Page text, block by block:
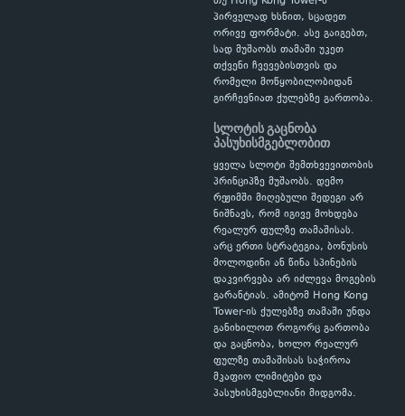
პირველად ხსნით, სცადეთ
ორივე ფორმატი. ასე გაიგებთ,
სად მუშაობს თამაში უკეთ
თქვენი ჩვევებისთვის და
რომელი მოწყობილობიდან
გირჩევნიათ ქულებზე გართობა.
სლოტის გაცნობა
პასუხისმგებლობით
ყველა სლოტი შემთხვევითობის
პრინციპზე მუშაობს. დემო
რეჟიმში მიღებული შედეგი არ
ნიშნავს, რომ იგივე მოხდება
რეალურ ფულზე თამაშისას.
არც ერთი სტრატეგია, ბონუსის
მოლოდინი ან წინა სპინების
დაკვირვება არ იძლევა მოგების
გარანტიას. ამიტომ Hong Kong
Tower-ის ქულებზე თამაში უნდა
განიხილოთ როგორც გართობა
და გაცნობა, ხოლო რეალურ
ფულზე თამაშისას საჭიროა
მკაფიო ლიმიტები და
პასუხისმგებლიანი მიდგომა.